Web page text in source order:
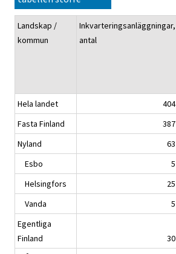
Landskap /
kommun
Inkvarteringsanläggningar,
antal
Hela landet 404
Fasta Finland
387
Nyland
63
Esbo
5
Helsingfors
25
Vanda
5
Egentliga
Finland
30